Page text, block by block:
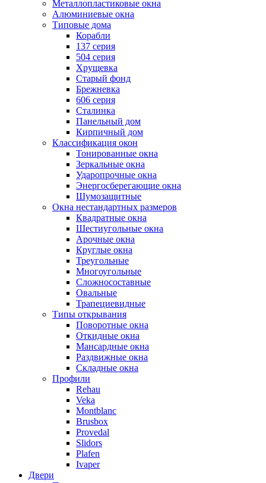
Металлопластиковые окна
Алюминиевые окна
Типовые дома
Корабли
137 серия
504 серия
Хрущевка
Старый фонд
Брежневка
606 серия
Сталинка
Панельный дом
Кирпичный дом
Классификация окон
Тонированные окна
Зеркальные окна
Ударопрочные окна
Энергосберегающие окна
Шумозащитные
Окна нестандартных размеров
Квадратные окна
Шестиугольные окна
Арочные окна
Круглые окна
Треугольные
Многоугольные
Сложносоставные
Овальные
Трапециевидные
Типы открывания
Поворотные окна
Откидные окна
Мансардные окна
Раздвижные окна
Складные окна
Профили
Rehau
Veka
Montblanc
Brusbox
Provedal
Slidors
Plafen
Ivaper
Двери